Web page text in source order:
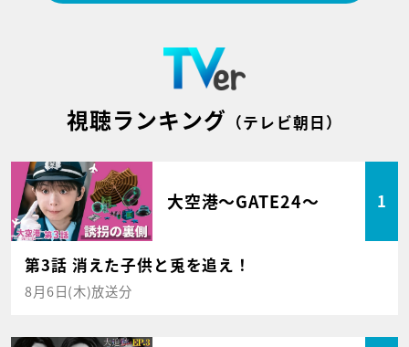
視聴ランキング （テレビ朝日）
大空港～GATE24～ 1
第3話 消えた子供と兎を追え！
8月6日(木)放送分